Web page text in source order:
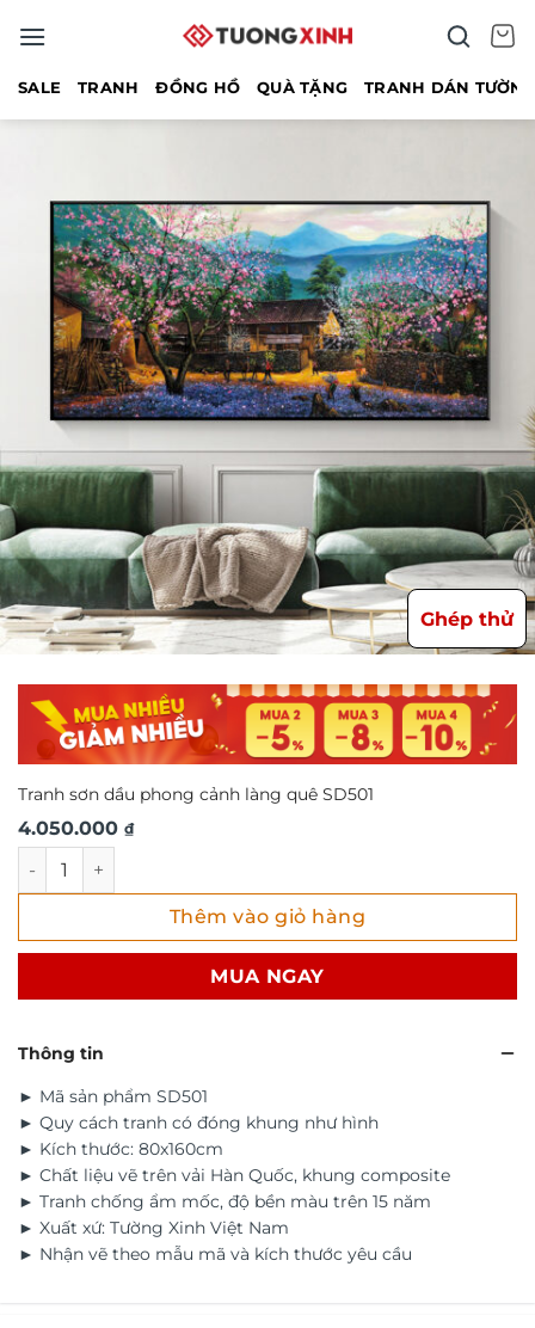
qua
SALE TRANH ĐỒNG HỒ QUÀ TẶNG TRANH DÁN
Ghép thử
Tranh sơn dầu phong cảnh làng quê SD501
4.050.000 ₫
Tranh sơn dầu phong cảnh làng quê SD501 số lượng
Thêm vào giỏ hàng
MUA NGAY
Thông tin
► Mã sản phẩm SD501
► Quy cách tranh có đóng khung như hình
► Kích thước: 80x160cm
► Chất liệu vẽ trên vải Hàn Quốc, khung composite
► Tranh chống ẩm mốc, độ bền màu trên 15 năm
► Xuất xứ: Tường Xinh Việt Nam
► Nhận vẽ theo mẫu mã và kích thước yêu cầu